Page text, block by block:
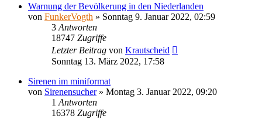
Warnung der Bevölkerung in den Niederlanden
von FunkerVogth » Sonntag 9. Januar 2022, 02:59
3 Antworten
18747 Zugriffe
Letzter Beitrag von Krautscheid
Sonntag 13. März 2022, 17:58
Sirenen im miniformat
von Sirenensucher» Montag 3. Januar 2022, 09:20
1 Antworten
16378 Zugriffe